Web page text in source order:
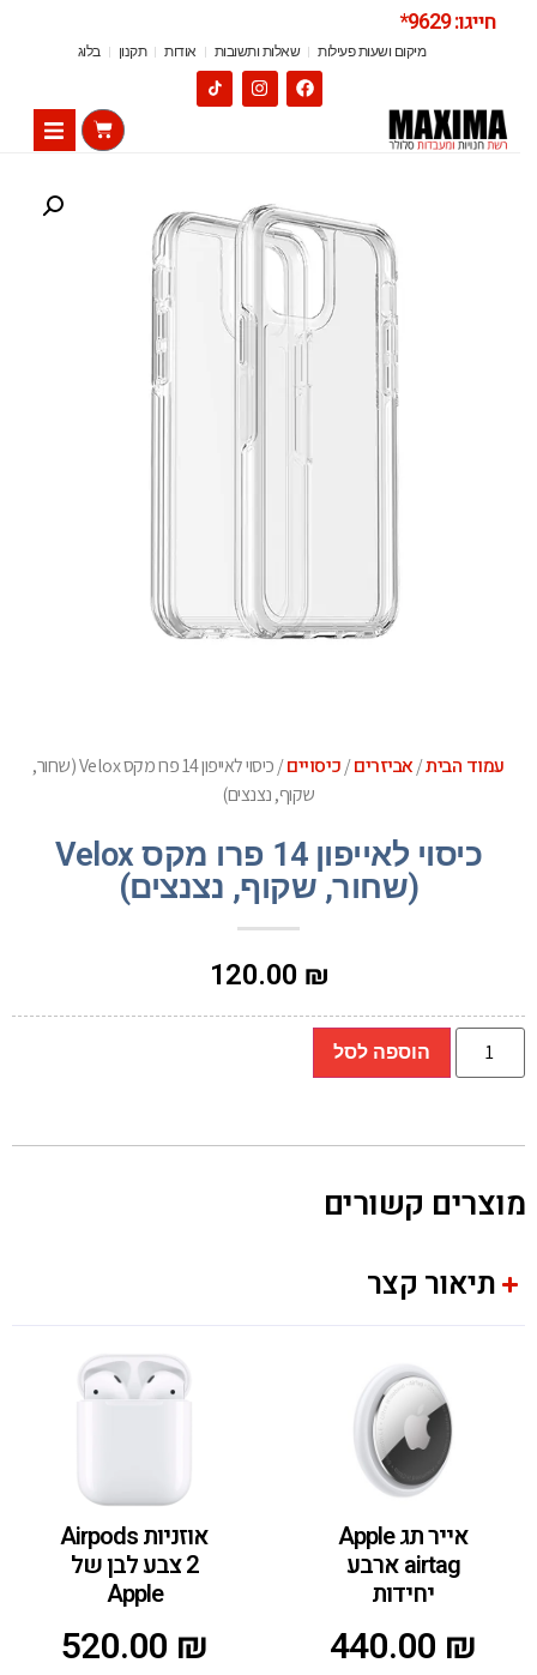
חייגו: 9629*
מיקום ושעות פעילות שאלות ותשובות אודות תקנון בלוג
עמוד הבית/אביזרים/כיסויים
/ כיסוי לאייפון 14 פרו מקס Velox (שחור,
שקוף, נצנצים)
כיסוי לאייפון 14 פרו מקס Velox
(שחור, שקוף, נצנצים)
120.00₪
הוספה לסל
מוצרים קשורים
תיאור קצר
אייר תג Apple
airtag ארבע
יחידות
440.00₪
אוזניות Airpods
2 צבע לבן של
Apple
520.00₪